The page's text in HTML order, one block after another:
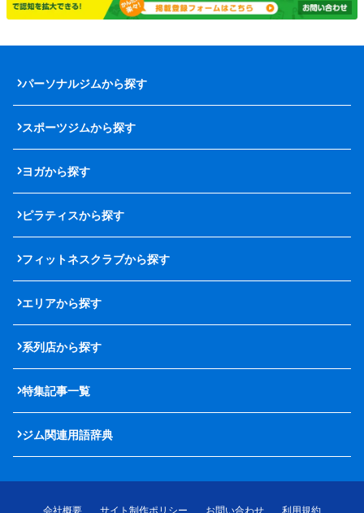
パーソナルジムから探す
スポーツジムから探す
ヨガから探す
ピラティスから探す
フィットネスクラブから探す
エリアから探す
系列店から探す
特集記事一覧
ジム関連用語辞典
会社概要 サイト制作ポリシー お問い合わせ 利用規約